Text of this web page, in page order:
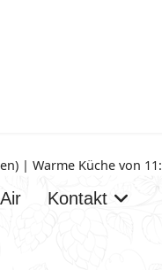
Kontakt
| Warme Küche von